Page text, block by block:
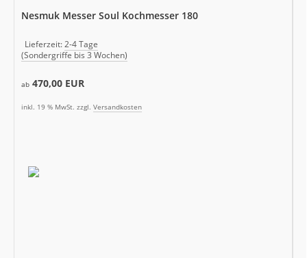
Nesmuk Messer Soul Kochmesser 180
Lieferzeit:2-4 Tage
(Sondergriffe bis 3 Wochen)
ab 470,00 EUR
inkl. 19 % MwSt. zzgl. Versandkosten